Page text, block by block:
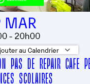
MAR
- 20h00
au Calendrier
ICS
PAS DE REPAIR CAFE
SCOLAIRES